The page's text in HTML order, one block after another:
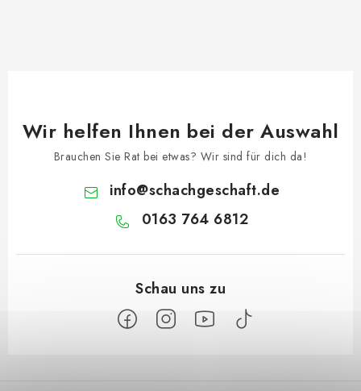
Wir helfen Ihnen bei der Auswahl
Brauchen Sie Rat bei etwas? Wir sind für dich da!
info@schachgeschaft.de
0163 764 6812